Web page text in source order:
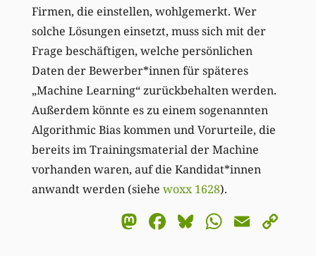
Firmen, die einstellen, wohlgemerkt. Wer
solche Lösungen einsetzt, muss sich mit der
Frage beschäftigen, welche persönlichen
Daten der Bewerber*innen für späteres
„Machine Learning“ zurückbehalten werden.
Außerdem könnte es zu einem sogenannten
Algorithmic Bias kommen und Vorurteile, die
bereits im Trainingsmaterial der Machine
vorhanden waren, auf die Kandidat*innen
anwandt werden (siehe woxx 1628).
Mastodon
Facebook
BlueskyEmail